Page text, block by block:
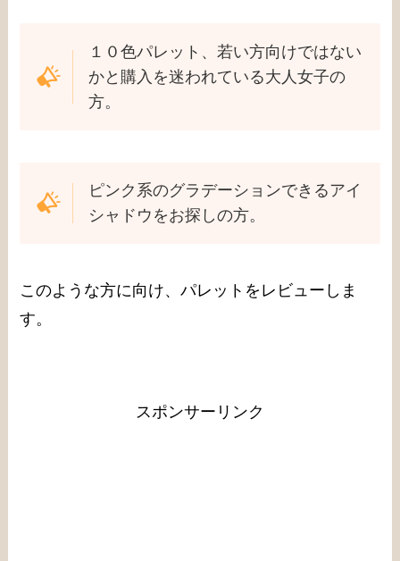
１０色パレット、若い方向けではない
かと購入を迷われている大人女子の
方。
ピンク系のグラデーションできるアイ
シャドウをお探しの方。
このような方に向け、パレットをレビューしま
す。
スポンサーリンク